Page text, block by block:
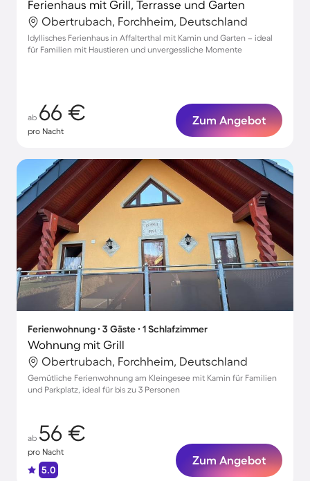
Ferienhaus mit Grill, Terrasse und Garten
Obertrubach, Forchheim, Deutschland
Idyllisches Ferienhaus in Affalterthal mit Kamin und Garten – ideal
für Familien mit Haustieren und unvergessliche Momente
ab 66 €
pro Nacht
Zum Angebot
Ferienwohnung ∙ 3 Gäste ∙ 1 Schlafzimmer
Wohnung mit Grill
Obertrubach, Forchheim, Deutschland
Gemütliche Ferienwohnung am Kleingesee mit Kamin für Familien
und Parkplatz, ideal für bis zu 3 Personen
ab 56 €
pro Nacht
5.0
Zum Angebot